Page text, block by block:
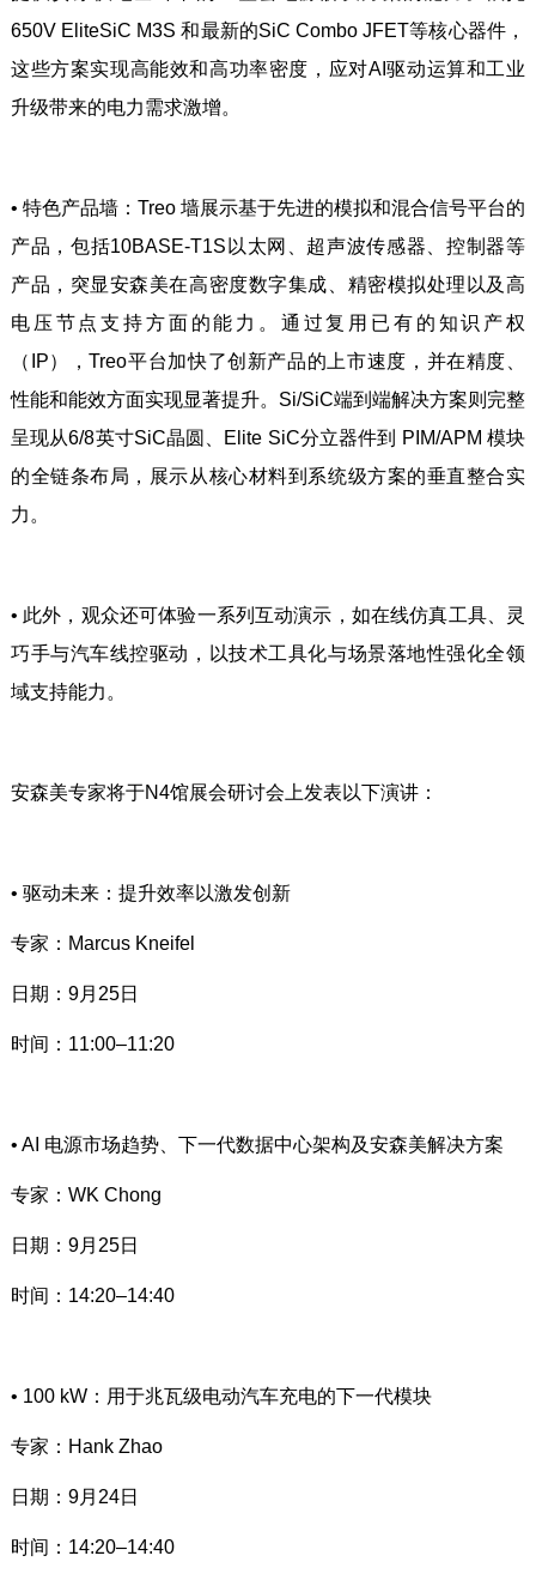
650V EliteSiC M3S 和最新的SiC Combo JFET等核心器件，
这些方案实现高能效和高功率密度，应对AI驱动运算和工业
升级带来的电力需求激增。
• 特色产品墙：Treo 墙展示基于先进的模拟和混合信号平台的
产品，包括10BASE-T1S以太网、超声波传感器、控制器等
产品，突显安森美在高密度数字集成、精密模拟处理以及高
电压节点支持方面的能力。通过复用已有的知识产权
（IP），Treo平台加快了创新产品的上市速度，并在精度、
性能和能效方面实现显著提升。Si/SiC端到端解决方案则完整
呈现从6/8英寸SiC晶圆、Elite SiC分立器件到 PIM/APM 模块
的全链条布局，展示从核心材料到系统级方案的垂直整合实
力。
• 此外，观众还可体验一系列互动演示，如在线仿真工具、灵
巧手与汽车线控驱动，以技术工具化与场景落地性强化全领
域支持能力。
安森美专家将于N4馆展会研讨会上发表以下演讲：
• 驱动未来：提升效率以激发创新
专家：Marcus Kneifel
日期：9月25日
时间：11:00–11:20
• AI 电源市场趋势、下一代数据中心架构及安森美解决方案
专家：WK Chong
日期：9月25日
时间：14:20–14:40
• 100 kW：用于兆瓦级电动汽车充电的下一代模块
专家：Hank Zhao
日期：9月24日
时间：14:20–14:40